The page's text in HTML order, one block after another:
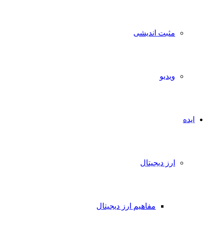
مثبت اندیشی
ویدیو
ایده
ارز دیجیتال
مفاهیم ارز دیجیتال